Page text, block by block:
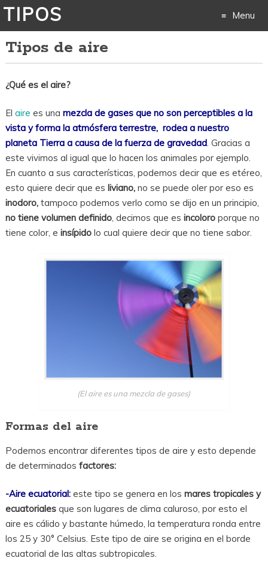
TIPOS Menu
Tipos de aire
¿Qué es el aire?
El aire es una mezcla de gases que no son perceptibles a la
vista y forma la atmósfera terrestre, rodea a nuestro
planeta Tierra a causa de la fuerza de gravedad. Gracias a
este vivimos al igual que lo hacen los animales por ejemplo.
En cuanto a sus características, podemos decir que es etéreo,
esto quiere decir que es liviano,no se puede oler por eso es
inodoro,tampoco podemos verlo como se dijo en un principio,
no tiene volumen definido, decimos que es incoloroporque no
tiene color, e insípidolo cual quiere decir que no tiene sabor.
(El aire es una mezcla de gases)
Formas del aire
Podemos encontrar diferentes tipos de aire y esto depende
de determinados factores:
-Aire ecuatorial:este tipo se genera en los mares tropicales y
ecuatorialesque son lugares de clima caluroso, por esto el
aire es cálido y bastante húmedo, la temperatura ronda entre
los 25 y 30° Celsius. Este tipo de aire se origina en el borde
ecuatorial de las altas subtropicales.